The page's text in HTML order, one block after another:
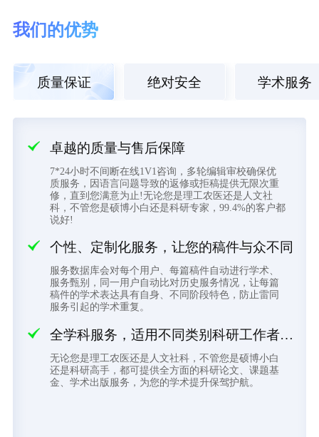
我们的优势
质量保证 绝对安全 学术服务
卓越的质量与售后保障
7*24小时不间断在线1V1咨询，多轮编辑审校确保优
质服务，因语言问题导致的返修或拒稿提供无限次重
修，直到您满意为止!无论您是理工农医还是人文社
科，不管您是硕博小白还是科研专家，99.4%的客户都
说好!
个性、定制化服务，让您的稿件与众不同
服务数据库会对每个用户、每篇稿件自动进行学术、
服务甄别，同一用户自动比对历史服务情况，让每篇
稿件的学术表达具有自身、不同阶段特色，防止雷同
服务引起的学术重复。
全学科服务，适用不同类别科研工作者的各项需求
无论您是理工农医还是人文社科，不管您是硕博小白
还是科研高手，都可提供全方面的科研论文、课题基
金、学术出版服务，为您的学术提升保驾护航。